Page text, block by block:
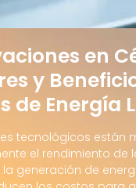
en
y
de Energía
tecnológicos están
el rendimiento de
la generación de